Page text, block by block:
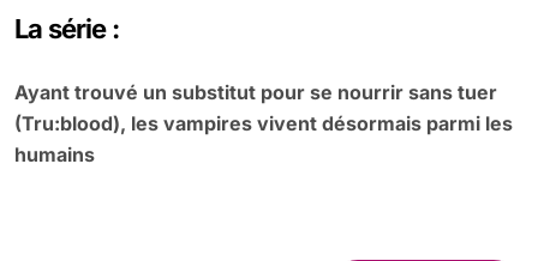
l’article
La série :
Ayant trouvé un substitut pour se nourrir sans tuer
(Tru:blood), les vampires vivent désormais parmi les
humains